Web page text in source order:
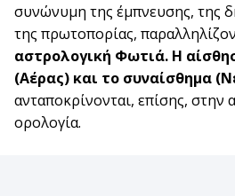
συνώνυμη της έμπνευσης, της
της πρωτοπορίας,
αστρολογική Φωτιά. Η
(Αέρας) και το συναίσθημα
ανταποκρίνονται, επίσης, στην
ορολογία.